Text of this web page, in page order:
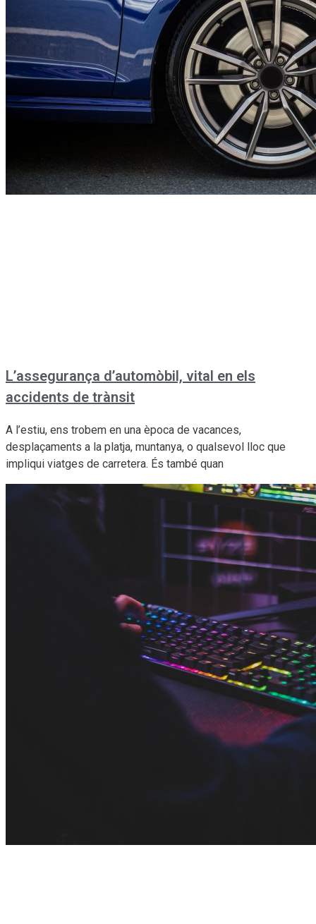
L’assegurança d’automòbil, vital en els
accidents de trànsit
A l’estiu, ens trobem en una època de vacances,
desplaçaments a la platja, muntanya, o qualsevol lloc que
impliqui viatges de carretera. És també quan